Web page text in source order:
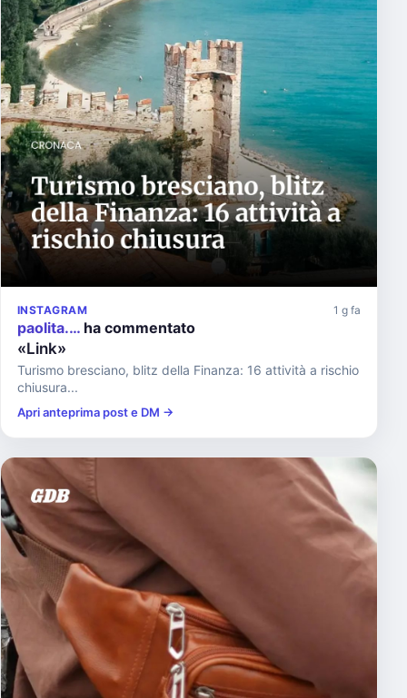
INSTAGRAM 1 g fa
paolita.… ha commentato
«Link»
Turismo bresciano, blitz della Finanza: 16 attività a rischio
chiusura...
Apri anteprima post e DM →